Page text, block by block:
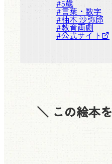
#5歳
#言葉・数字
#柚木 沙弥郎
#教育画劇
#公式サイト
＼ この絵本